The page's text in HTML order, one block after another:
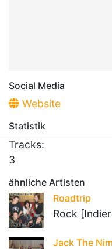
Social Media
Website
Statistik
Tracks:
3
ähnliche Artisten
Roadtrip
Rock
Jack The